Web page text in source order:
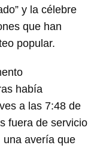
y la célebre
que han
popular.
había
a las 7:48 de
fuera de servicio
una avería que